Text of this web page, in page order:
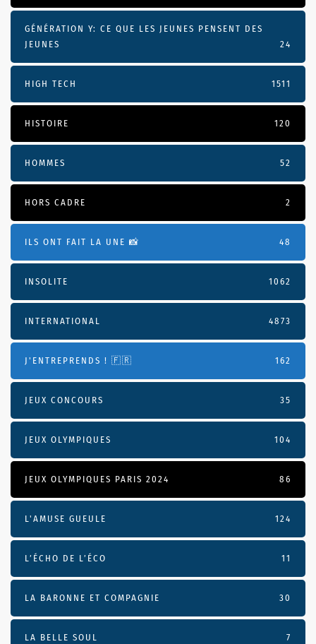
GÉNÉRATION Y: CE QUE LES JEUNES PENSENT DES
JEUNES
24
HIGH TECH 1511
HISTOIRE 120
HOMMES 52
HORS CADRE 2
ILS ONT FAIT LA UNE 📸 48
INSOLITE 1062
INTERNATIONAL 4873
J'ENTREPRENDS ! 🇫🇷 162
JEUX CONCOURS 35
JEUX OLYMPIQUES 104
JEUX OLYMPIQUES PARIS 2024 86
L'AMUSE GUEULE 124
L’ÉCHO DE L’ÉCO 11
LA BARONNE ET COMPAGNIE 30
LA BELLE SOUL 7